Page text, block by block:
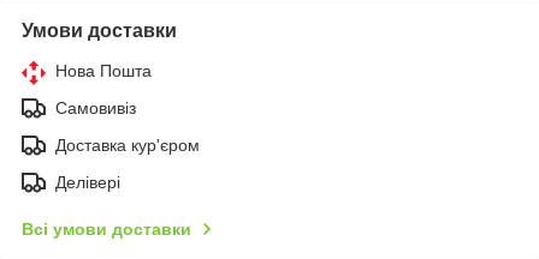
Умови доставки
Нова Пошта
Самовивіз
Доставка кур'єром
Делівері
Всі умови доставки